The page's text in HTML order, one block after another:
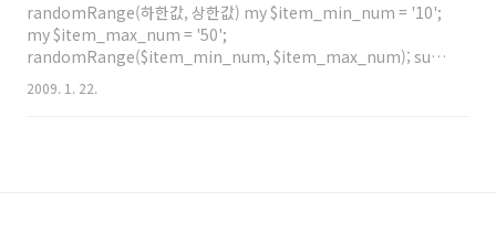
randomRange(하한값, 상한값) my $item_min_num = '10';
my $item_max_num = '50';
randomRange($item_min_num, $item_max_num); sub
randomRange { my $num1 = shift; my $num2 = shift;
return int( (rand() * ($num2 - $num1 + 1)) + $num1 ); }
2009. 1. 22.